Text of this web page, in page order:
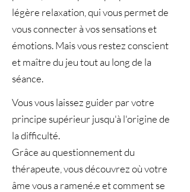
légère relaxation, qui vous permet de
vous connecter à vos sensations et
émotions. Mais vous restez conscient
et maître du jeu tout au long de la
séance.
Vous vous laissez guider par votre
principe supérieur jusqu'à l'origine de
la difficulté.
Grâce au questionnement du
thérapeute, vous découvrez où votre
âme vous a ramené.e et comment se